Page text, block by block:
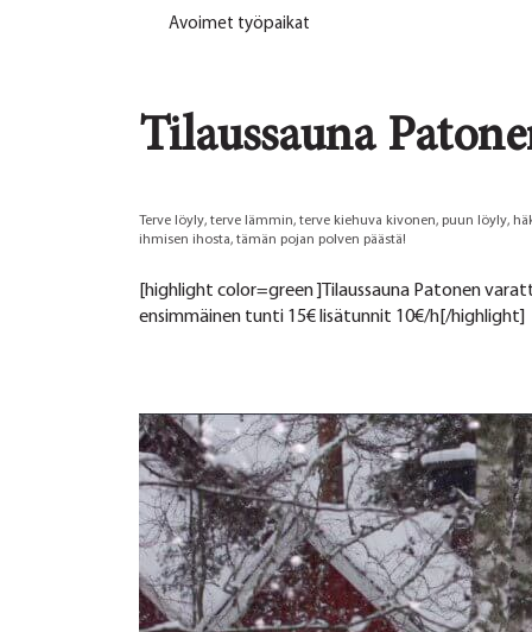
Avoimet työpaikat
Tilaussauna
Terve löyly, terve lämmin, terve kiehuva kivonen, puun löyly,
ihmisen ihosta, tämän pojan polven päästä!
[highlight color=green ]Tilaussauna Patonen
ensimmäinen tunti 15€ lisätunnit 10€/h[/highlight]